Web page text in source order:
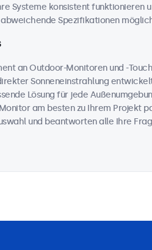
Systeme konsistent funktionieren
Spezifikationen
an Outdoor-Monitoren und -
Sonneneinstrahlung
Lösung für jede
am besten zu Ihrem Projekt
und beantworten alle Ihre